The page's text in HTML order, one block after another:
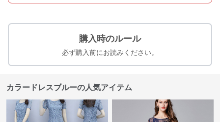
購入時のルール
必ず購入前にお読みください。
カラードレスブルーの人気アイテム